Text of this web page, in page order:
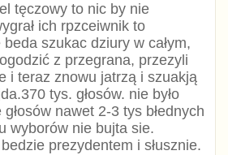
tęczowy to nic by nie
ich rpzceiwnik to
beda szukac dziury w całym,
z przegrana, przezyli
i teraz znowu jatrzą i szuakją
tys. głosów. nie było
nawet 2-3 tys błednych
wyborów nie bujta sie.
prezydentem i słusznie.